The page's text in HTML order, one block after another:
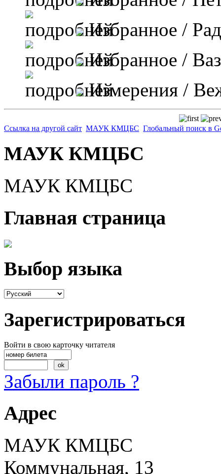
Избранное /
Избранное /
Измерения /
Ссылка на другой сайт МАУК КМЦБС Глобальный поиск в
МАУК КМЦБС
МАУК КМЦБС
Главная страница
Выбор языка
Зарегистрироваться
Войти в свою карточку читателя
Забыли пароль ?
Адрес
МАУК КМЦБС
Коммунальная, 13